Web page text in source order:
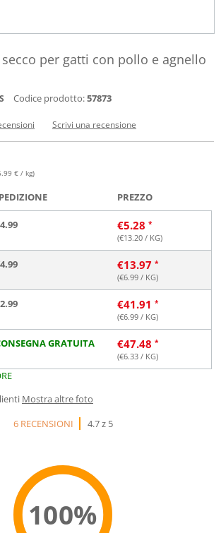
secco per gatti con pollo e agnello
Codice prodotto:57873
Scrivi una recensione
€ / kg)
PREZZO
€5.28
(€13.20 / KG)
€13.97
(€6.99 / KG)
€41.91
(€6.99 / KG)
GRATUITA €47.48
(€6.33 / KG)
Mostra altre foto
6 RECENSIONI
4.7 z 5
100%